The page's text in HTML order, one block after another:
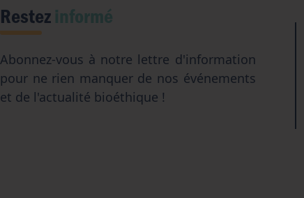
Restezinformé
Abonnez-vous à notre lettre d'information
pour ne rien manquer de nos événements
et de l'actualité bioéthique !